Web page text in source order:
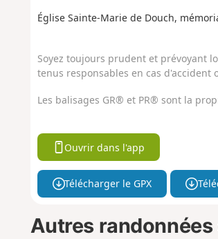
Église Sainte-Marie de Douch,
Soyez toujours prudent et prévoyant
tenus responsables en cas
Les balisages GR® et PR® sont la
Ouvrir dans l'app
Télécharger le GPX
Autres